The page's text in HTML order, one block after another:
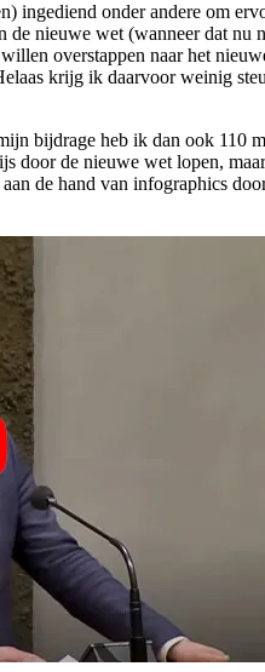
ingediend onder andere om
de nieuwe wet (wanneer dat nu
overstappen naar het
krijg ik daarvoor weinig
bijdrage heb ik dan ook 110
door de nieuwe wet lopen,
de hand van infographics